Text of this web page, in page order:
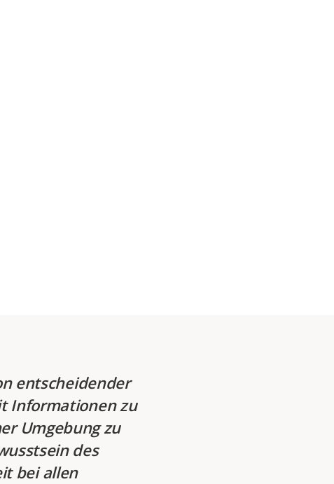
entscheidender
Informationen zu
Umgebung zu
des
bei allen